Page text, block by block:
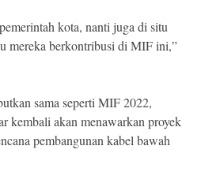
kota, nanti juga di situ
mereka berkontribusi di MIF ini,”
sama seperti MIF 2022,
kembali akan menawarkan proyek
pembangunan kabel bawah